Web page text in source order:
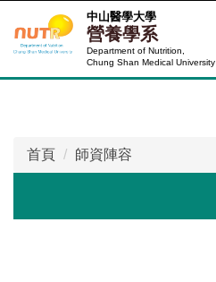
到
主
要
中山醫學大學
營養學系
Department of Nutrition,
Chung Shan Medical University
首頁 師資陣容